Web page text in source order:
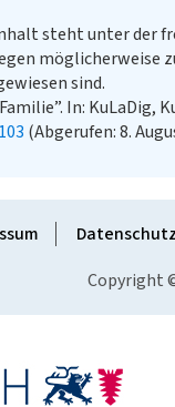
steht unter der
möglicherweise
sind.
In: KuLaDig,
(Abgerufen: 8.
Datenschutz
Copyright